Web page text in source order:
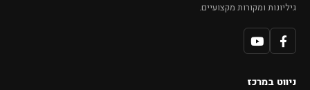
גיליונות ומקורות מקצועיים.
ניווט במרכז